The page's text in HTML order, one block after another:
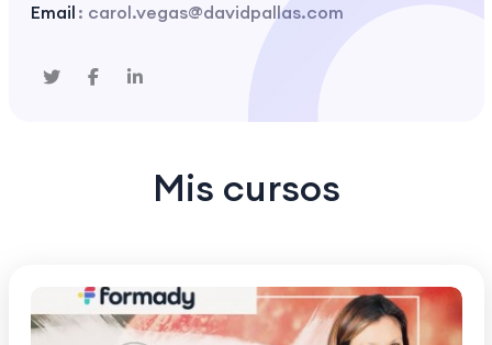
Email : carol.vegas@davidpallas.com
Mis cursos